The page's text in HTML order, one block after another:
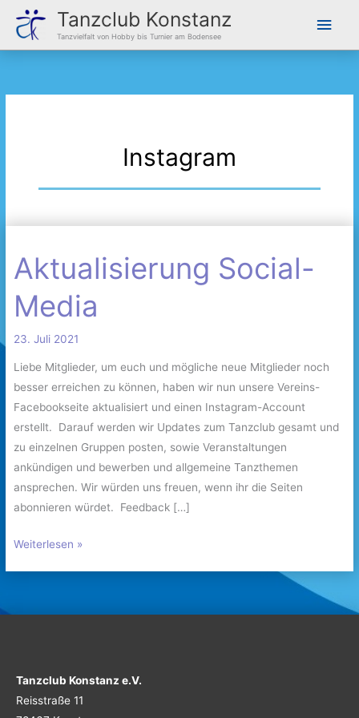
Inhalt
springen
Tanzclub Konstanz
Tanzvielfalt von Hobby bis Turnier am Bodensee
Instagram
Aktualisierung Social-
Media
23. Juli 2021
Liebe Mitglieder, um euch und mögliche neue Mitglieder noch
besser erreichen zu können, haben wir nun unsere Vereins-
Facebookseite aktualisiert und einen Instagram-Account
erstellt. Darauf werden wir Updates zum Tanzclub gesamt und
zu einzelnen Gruppen posten, sowie Veranstaltungen
ankündigen und bewerben und allgemeine Tanzthemen
ansprechen. Wir würden uns freuen, wenn ihr die Seiten
abonnieren würdet. Feedback […]
Aktualisierung
Social-
Media
Weiterlesen »
Tanzclub Konstanz e.V.
Reisstraße 11